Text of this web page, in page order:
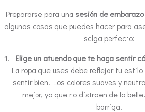
Prepararse para una sesión de embarazo
algunas cosas que puedes hacer para
salga perfecto:
Elige un atuendo que te haga sentir
La ropa que uses debe reflejar tu
sentir bien. Los colores suaves y
mejor, ya que no distraen de la
barriga.